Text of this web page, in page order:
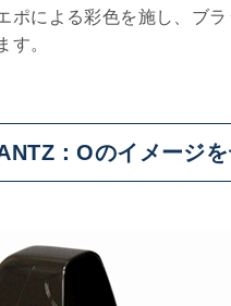
ポによる彩色を施し、ブ
す。
：Oのイメージ